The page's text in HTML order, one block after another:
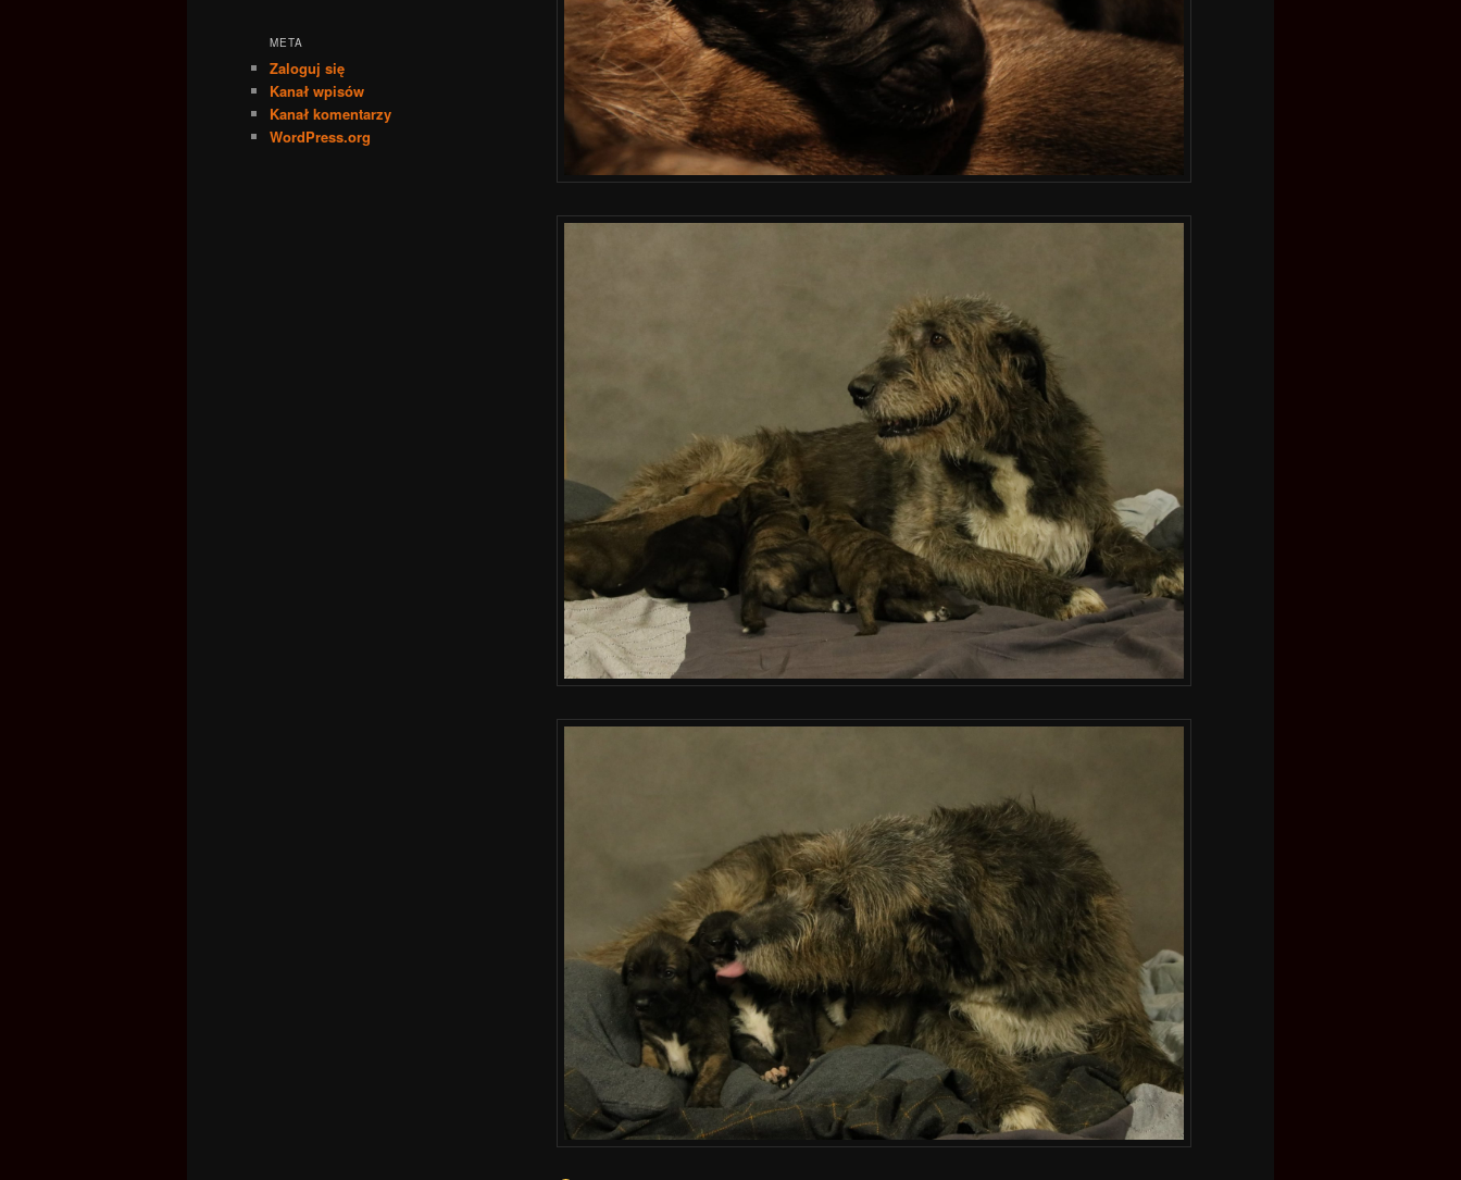
META
Zaloguj się
Kanał wpisów
Kanał komentarzy
WordPress.org